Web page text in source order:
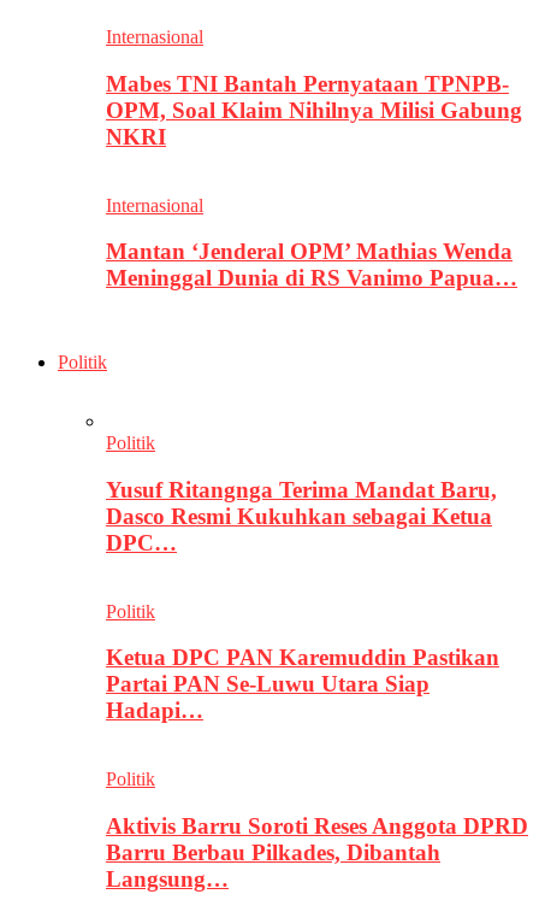
Internasional
Mabes TNI Bantah Pernyataan TPNPB-
OPM, Soal Klaim Nihilnya Milisi Gabung
NKRI
Internasional
Mantan ‘Jenderal OPM’ Mathias Wenda
Meninggal Dunia di RS Vanimo Papua…
Politik
Politik
Yusuf Ritangnga Terima Mandat Baru,
Dasco Resmi Kukuhkan sebagai Ketua
DPC…
Politik
Ketua DPC PAN Karemuddin Pastikan
Partai PAN Se-Luwu Utara Siap
Hadapi…
Politik
Aktivis Barru Soroti Reses Anggota DPRD
Barru Berbau Pilkades, Dibantah
Langsung…